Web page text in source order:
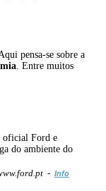
pensa-se sobre a
. Entre muitos
oficial Ford e
do ambiente do
- Info